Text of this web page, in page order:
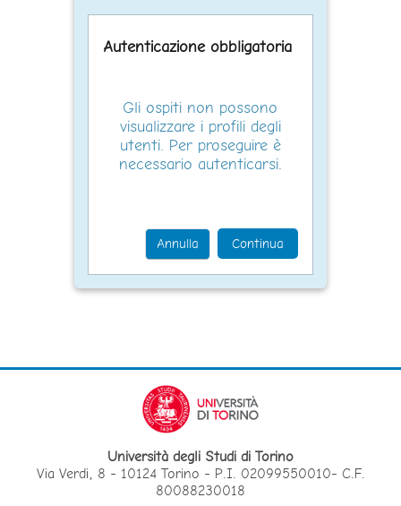
Autenticazione obbligatoria
Gli ospiti non possono
visualizzare i profili degli
utenti. Per proseguire è
necessario autenticarsi.
Annulla Continua
Università degli Studi di Torino
Via Verdi, 8 - 10124 Torino - P.I. 02099550010- C.F.
80088230018